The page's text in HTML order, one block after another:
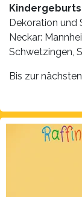
Dekoration und
Neckar:
Schwetzingen,
Bis zur